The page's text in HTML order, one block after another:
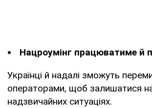
Нацроумінг працюватиме й
Українці й надалі зможуть
операторами, щоб залишатися
надзвичайних ситуаціях.